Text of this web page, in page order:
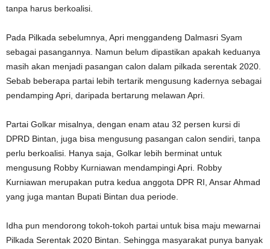
tanpa harus berkoalisi.
Pada Pilkada sebelumnya, Apri menggandeng Dalmasri Syam
sebagai pasangannya. Namun belum dipastikan apakah keduanya
masih akan menjadi pasangan calon dalam pilkada serentak 2020.
Sebab beberapa partai lebih tertarik mengusung kadernya sebagai
pendamping Apri, daripada bertarung melawan Apri.
Partai Golkar misalnya, dengan enam atau 32 persen kursi di
DPRD Bintan, juga bisa mengusung pasangan calon sendiri, tanpa
perlu berkoalisi. Hanya saja, Golkar lebih berminat untuk
mengusung Robby Kurniawan mendampingi Apri. Robby
Kurniawan merupakan putra kedua anggota DPR RI, Ansar Ahmad
yang juga mantan Bupati Bintan dua periode.
Idha pun mendorong tokoh-tokoh partai untuk bisa maju mewarnai
Pilkada Serentak 2020 Bintan. Sehingga masyarakat punya banyak